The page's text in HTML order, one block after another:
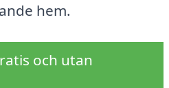
hem.
och utan